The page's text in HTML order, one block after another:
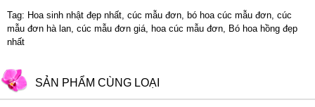
Tag: Hoa sinh nhật đẹp nhất, cúc mẫu đơn, bó hoa cúc mẫu đơn, cúc
mẫu đơn hà lan, cúc mẫu đơn giá, hoa cúc mẫu đơn, Bó hoa hồng đẹp
nhất
SẢN PHẨM CÙNG LOẠI